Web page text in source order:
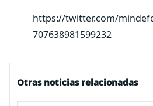
https://twitter.com/
707638981599232
Otras noticias relacionadas